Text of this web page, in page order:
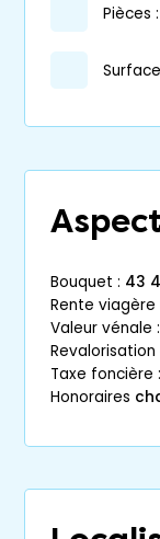
pièces :
bouquet : 43
rente viagère
valeur vénale :
taxe foncière :
honoraires